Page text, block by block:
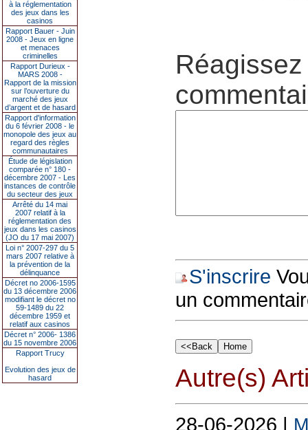
à la réglementation
des jeux dans les
casinos
Rapport Bauer - Juin
2008 - Jeux en ligne
et menaces
criminelles
Rapport Durieux -
MARS 2008 -
Rapport de la mission
sur l’ouverture du
marché des jeux
d’argent et de hasard
Rapport d'information
du 6 février 2008 - le
monopole des jeux au
regard des règles
communautaires
Étude de législation
comparée n° 180 -
décembre 2007 - Les
instances de contrôle
du secteur des jeux
Arrêté du 14 mai
2007 relatif à la
réglementation des
jeux dans les casinos
(JO du 17 mai 2007)
Loi n° 2007-297 du 5
mars 2007 relative à
la prévention de la
délinquance
Décret no 2006-1595
du 13 décembre 2006
modifiant le décret no
59-1489 du 22
décembre 1959 et
relatif aux casinos
Décret n° 2006- 1386
du 15 novembre 2006
Rapport Trucy
Evolution des jeux de
hasard
S'inscrire
un
Autre(s)
28-06-2026 |